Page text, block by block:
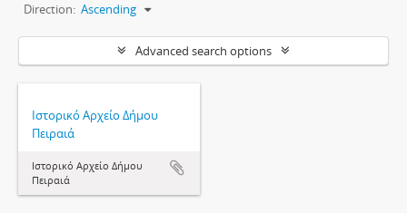
Direction: Ascending
Advanced search options
Ιστορικό Αρχείο Δήμου
Πειραιά
Ιστορικό Αρχείο Δήμου
Πειραιά